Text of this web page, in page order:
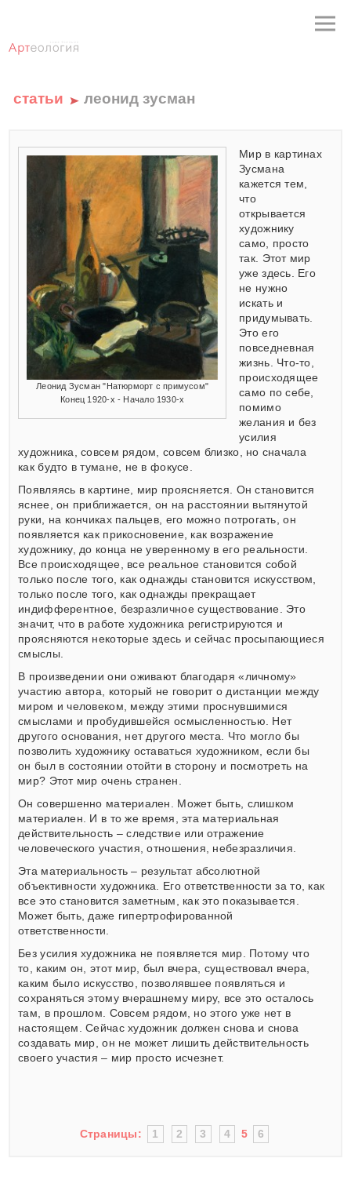
статьи леонид зусман
Леонид Зусман "Натюрморт с примусом"
Конец 1920-х - Начало 1930-х
Мир в картинах
Зусмана
кажется тем,
что
открывается
художнику
само, просто
так. Этот мир
уже здесь. Его
не нужно
искать и
придумывать.
Это его
повседневная
жизнь. Что-то,
происходящее
само по себе,
помимо
желания и без
усилия
художника, совсем рядом, совсем близко, но сначала
как будто в тумане, не в фокусе.
Появляясь в картине, мир проясняется. Он становится
яснее, он приближается, он на расстоянии вытянутой
руки, на кончиках пальцев, его можно потрогать, он
появляется как прикосновение, как возражение
художнику, до конца не уверенному в его реальности.
Все происходящее, все реальное становится собой
только после того, как однажды становится искусством,
только после того, как однажды прекращает
индифферентное, безразличное существование. Это
значит, что в работе художника регистрируются и
проясняются некоторые здесь и сейчас просыпающиеся
смыслы.
В произведении они оживают благодаря «личному»
участию автора, который не говорит о дистанции между
миром и человеком, между этими проснувшимися
смыслами и пробудившейся осмысленностью. Нет
другого основания, нет другого места. Что могло бы
позволить художнику оставаться художником, если бы
он был в состоянии отойти в сторону и посмотреть на
мир? Этот мир очень странен.
Он совершенно материален. Может быть, слишком
материален. И в то же время, эта материальная
действительность – следствие или отражение
человеческого участия, отношения, небезразличия.
Эта материальность – результат абсолютной
объективности художника. Его ответственности за то, как
все это становится заметным, как это показывается.
Может быть, даже гипертрофированной
ответственности.
Без усилия художника не появляется мир. Потому что
то, каким он, этот мир, был вчера, существовал вчера,
каким было искусство, позволявшее появляться и
сохраняться этому вчерашнему миру, все это осталось
там, в прошлом. Совсем рядом, но этого уже нет в
настоящем. Сейчас художник должен снова и снова
создавать мир, он не может лишить действительность
своего участия – мир просто исчезнет.
Страницы: 1 2 3 4 5 6